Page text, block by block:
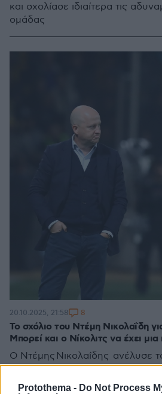
Protothema - Do Not Process
και σχολίασε ιδιαίτερα τις
ομάδας
Το σχόλιο του Ντέμη Νικολαΐδη
Μπορεί και ο Νίκολιτς να έχει
Ο Ντέμης Νικολαΐδης ανέλυσε το
στάθηκε ιδιαίτερα στο πλάνο
20.10.2025, 21:58 8